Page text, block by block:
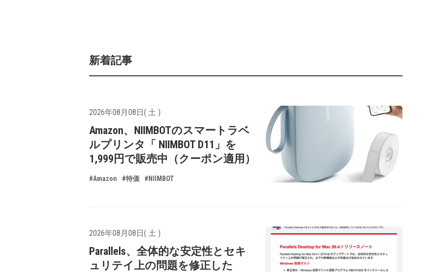
新着記事
2026年08月08日( 土 )
Amazon、NIIMBOTのスマートラベ
ルプリンタ「 NIIMBOT D11」を
1,999円で販売中（クーポン適用）
#Amazon #特価 #NIIMBOT
2026年08月08日( 土 )
Parallels、全体的な安定性とセキ
ュリテイ上の問題を修正した